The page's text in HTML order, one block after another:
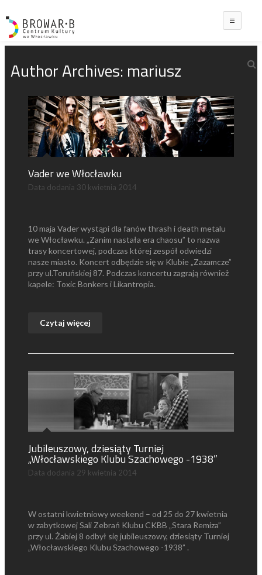
Author Archives: mariusz
Vader we Włocławku
Data dodania 30 kwietnia 2014
10 maja Vader wystąpi dla fanów thrash i death metalu
we Włocławku. „Zanim nastała era chaosu” to nazwa
trasy koncertowej, podczas której zespół odwiedzi
nasze miasto. Koncert odbędzie się w Klubie „Zazamcze”
przy ul.Toruńskiej 87. Podczas koncertu zagrają również
kapele: Toxic Bonkers i Likantropia.
Czytaj więcej
Jubileuszowy, dziesiąty Turniej
„Włocławskiego Klubu Szachowego -1938”
Data dodania 29 kwietnia 2014
W ostatni kwietniowy weekend – od 25 do 27 kwietnia
w zabytkowej Sali Zebrań Klubu CKBB „Stara Remiza”
przy ul. Żabiej 8 odbył się jubileuszowy, dziesiąty Turniej
„Włocławskiego Klubu Szachowego -1938” .